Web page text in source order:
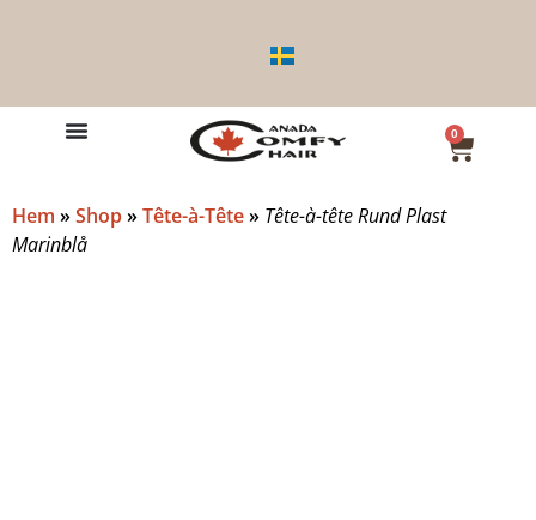
0
Hem »Shop»Tête-à-Tête» Tête-à-tête Rund Plast
Marinblå